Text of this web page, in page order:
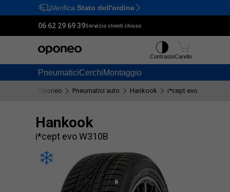
Ctrl M
Verifica Stato dell'ordine
06 62 29 69 39Servizio clienti chiuso
PneumaticiCerchiMontaggio
ContrastoCarello
Oponeo Pneumatici auto Hankook i*cept evo W310B
Hankook
i*cept evo W310B